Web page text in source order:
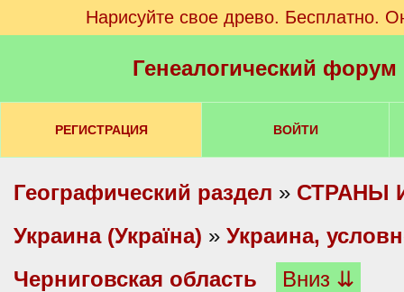
Нарисуйте свое древо. Бесплатно.
Генеалогический
РЕГИСТРАЦИЯ ВОЙТИ
Географический раздел » СТРАНЫ
Украина (Україна) » Украина,
Черниговская область
Вниз ⇊